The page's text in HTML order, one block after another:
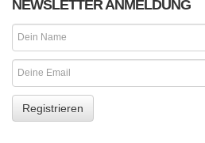
NEWSLETTER ANMELDUNG